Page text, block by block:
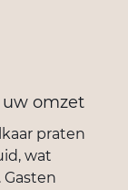
uw omzet
praten
wat